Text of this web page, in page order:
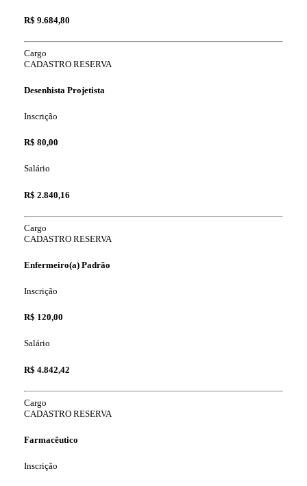
R$ 9.684,80
Cargo
CADASTRO RESERVA
Desenhista Projetista
Inscrição
R$ 80,00
Salário
R$ 2.840,16
Cargo
CADASTRO RESERVA
Enfermeiro(a) Padrão
Inscrição
R$ 120,00
Salário
R$ 4.842,42
Cargo
CADASTRO RESERVA
Farmacêutico
Inscrição